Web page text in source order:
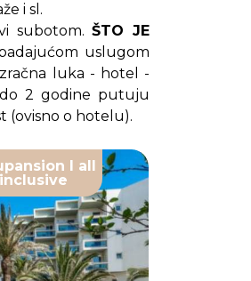
i sl.
subotom.ŠTO JE
uslugom
luka - hotel -
2 godine putuju
(ovisno o hotelu).
I all
inclusive